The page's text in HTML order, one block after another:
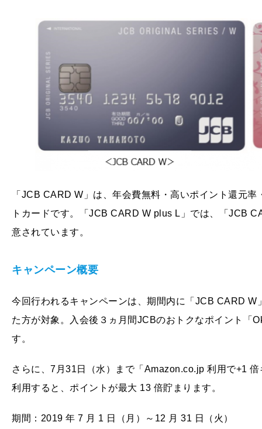
「JCB CARD W」は、年会費無料・高いポイント還元
トカードです。「JCB CARD W plus L」では、「JCB
意されています。
キャンペーン概要
今回行われるキャンペーンは、期間内に「JCB CARD
た方が対象。入会後３ヵ月間JCBのおトクなポイント「
す。
さらに、7月31日（水）まで「Amazon.co.jp 利用で+1
利用すると、ポイントが最大 13 倍貯まります。
期間：2019 年 7 月 1 日（月）～12 月 31 日（火）